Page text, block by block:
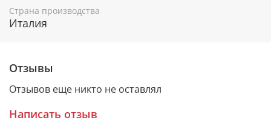
блеск в течение многих лет, устойчиво к коррозии и
царапинам.
Дополнительную защиту дает прозрачный лак,
икону от царапин и потери блеска.
Страна производства
Италия
Отзывы
Отзывов еще никто не оставлял
Написать отзыв